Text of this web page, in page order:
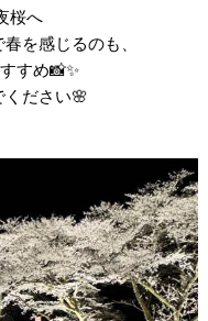
桜へ
を感じるのも、
すめ📸✨
ださい🌸